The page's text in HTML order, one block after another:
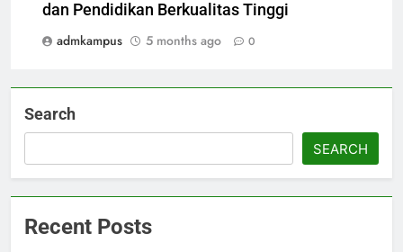
dan Pendidikan Berkualitas Tinggi
admkampus
5 months ago 0
Search
SEARCH
Recent Posts